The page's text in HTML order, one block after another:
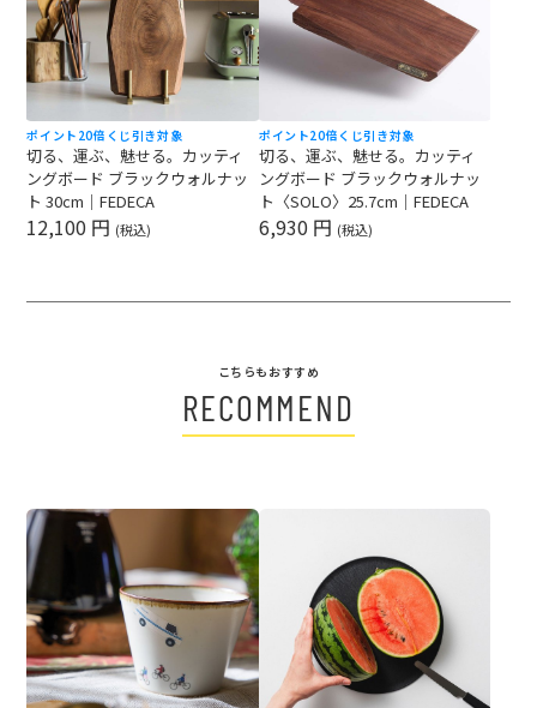
ポイント20倍 くじ引き対象
切る、運ぶ、魅せる。カッティ
ングボード ブラックウォルナッ
ト 30cm｜FEDECA
12,100 円 (税込)
ポイント20倍 くじ引き対象
切る、運ぶ、魅せる。カッティ
ングボード ブラックウォルナッ
ト〈SOLO〉25.7cm｜FEDECA
6,930 円 (税込)
こちらもおすすめ
RECOMMEND